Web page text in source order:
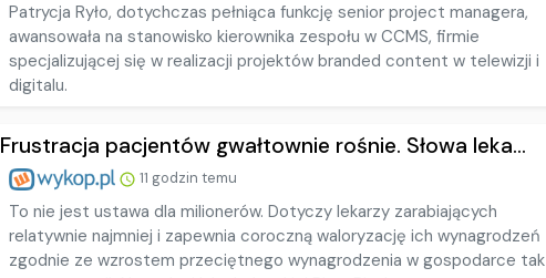
Patrycja Ryło, dotychczas pełniąca funkcję senior project managera,
awansowała na stanowisko kierownika zespołu w CCMS, firmie
specjalizującej się w realizacji projektów branded content w telewizji i
digitalu.
Frustracja pacjentów gwałtownie rośnie. Słowa leka...
11 godzin temu
To nie jest ustawa dla milionerów. Dotyczy lekarzy zarabiających
relatywnie najmniej i zapewnia coroczną waloryzację ich wynagrodzeń
zgodnie ze wzrostem przeciętnego wynagrodzenia w gospodarce tak